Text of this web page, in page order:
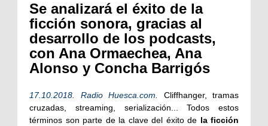
Se analizará el éxito de la
ficción sonora, gracias al
desarrollo de los podcasts,
con Ana Ormaechea, Ana
Alonso y Concha Barrigós
17.10.2018. Radio Huesca.com.
Cliffhanger, tramas
cruzadas, streaming, serialización... Todos estos
términos son parte de la clave del éxito de la ficción